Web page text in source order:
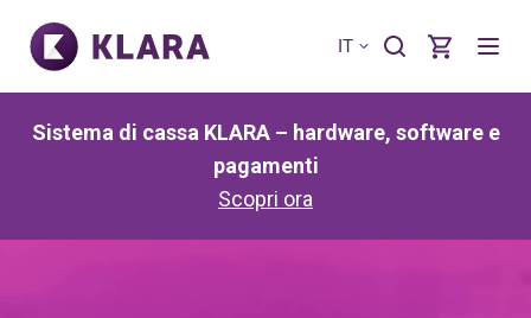
IT
Sistema di cassa KLARA – hardware, software e
pagamenti
Scopri ora